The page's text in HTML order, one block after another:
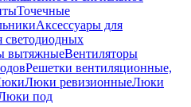
Точечные
Аксессуары для
светодиодных
вытяжныеВентиляторы
Решетки вентиляционные,
Люки ревизионныеЛюки
под